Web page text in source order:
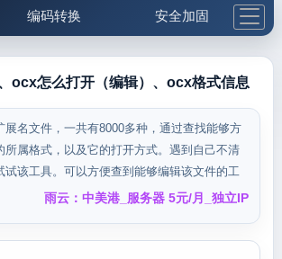
编码转换 安全加固
生活便民 更多工具
5.1支付宝大红包
ocx怎么打开（编辑）、ocx格式信息
展名文件，一共有8000多种，通过查找能够方
所属格式，以及它的打开方式。遇到自己不清
试该工具。可以方便查到能够编辑该文件的工
雨云：中美港_服务器 5元/月_独立IP